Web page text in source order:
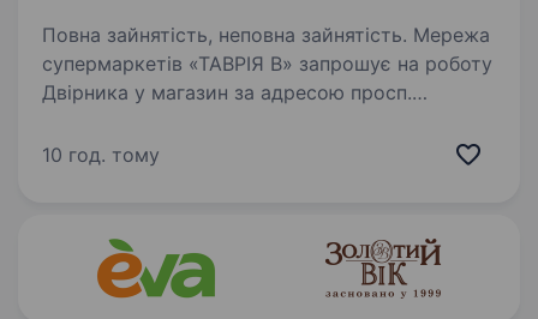
Повна зайнятість, неповна зайнятість. Мережа
супермаркетів «ТАВРІЯ В» запрошує на роботу
Двірника у магазин за адресою просп.
за адресою вул. Європейська, 12, Наша
10 год. тому